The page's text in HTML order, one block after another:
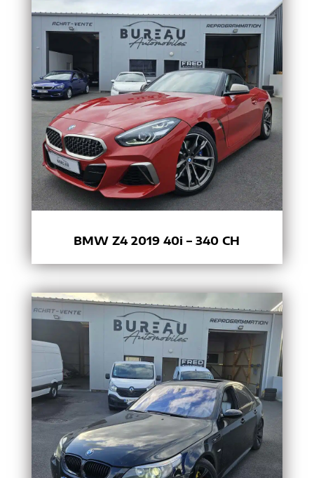
BMW Z4 2019 40i – 340 CH